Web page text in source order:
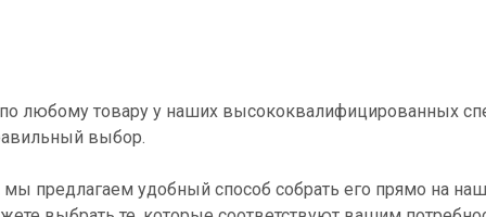
любому товару у наших высококвалифицированных
выбор.
мы предлагаем удобный способ собрать его прямо на